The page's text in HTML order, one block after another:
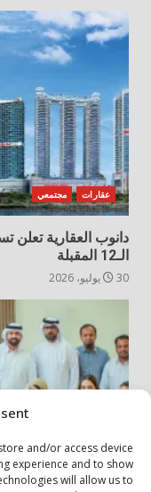
and/or access device
experience and to show
will allow us to
عقارات مجتمعي
الـ12 المقبلة
30 يوليو، 2026
أخبار المجتمع مجتمعي